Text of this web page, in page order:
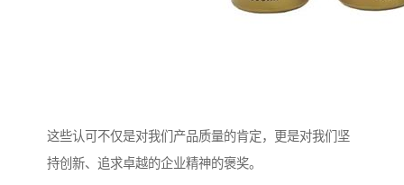
这些认可不仅是对我们产品质量的肯定，更是对我们坚
持创新、追求卓越的企业精神的褒奖。